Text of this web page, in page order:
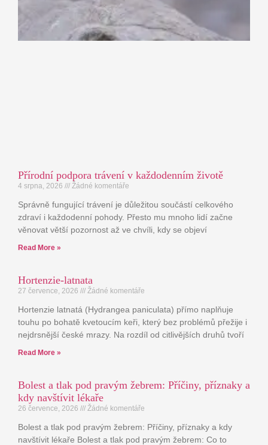
Přírodní podpora trávení v každodenním životě
4 srpna, 2026 Žádné komentáře
Správně fungující trávení je důležitou součástí celkového
zdraví i každodenní pohody. Přesto mu mnoho lidí začne
věnovat větší pozornost až ve chvíli, kdy se objeví
Read More »
Hortenzie-latnata
27 července, 2026 Žádné komentáře
Hortenzie latnatá (Hydrangea paniculata) přímo naplňuje
touhu po bohatě kvetoucím keři, který bez problémů přežije i
nejdrsnější české mrazy. Na rozdíl od citlivějších druhů tvoří
Read More »
Bolest a tlak pod pravým žebrem: Příčiny, příznaky a
kdy navštívit lékaře
26 července, 2026 Žádné komentáře
Bolest a tlak pod pravým žebrem: Příčiny, příznaky a kdy
navštívit lékaře Bolest a tlak pod pravým žebrem: Co to